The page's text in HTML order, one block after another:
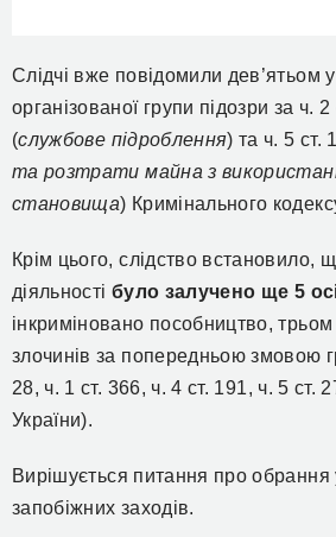
Слідчі вже повідомили дев’ятьом
організованої групи підозри за ч.
(службове підроблення) та ч. 5 ст.
та розтрати майна з
становища) Кримінального
Крім цього, слідство встановило,
діяльності було залучено ще 5
інкриміновано пособництво,
злочинів за попередньою змовою
28, ч. 1 ст. 366, ч. 4 ст. 191, ч. 5 ст.
України).
Вирішується питання про обрання
запобіжних заходів.